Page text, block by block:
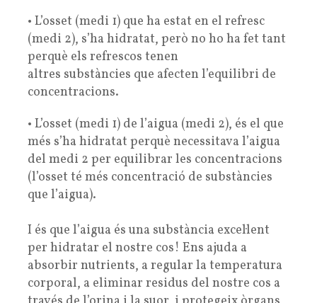
• L’osset (medi 1) que ha estat en el refresc
(medi 2), s’ha hidratat, però no ho ha fet tant
perquè els refrescos tenen
altres substàncies que afecten l’equilibri de
concentracions.
• L’osset (medi 1) de l’aigua (medi 2), és el que
més s’ha hidratat perquè necessitava l’aigua
del medi 2 per equilibrar les concentracions
(l’osset té més concentració de substàncies
que l’aigua).
I és que l’aigua és una substància excel·lent
per hidratar el nostre cos! Ens ajuda a
absorbir nutrients, a regular la temperatura
corporal, a eliminar residus del nostre cos a